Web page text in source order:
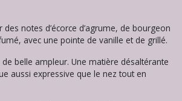
notes d’écorce d’agrume, de bourgeon
avec une pointe de vanille et de grillé.
belle ampleur. Une matière désaltérante
aussi expressive que le nez tout en